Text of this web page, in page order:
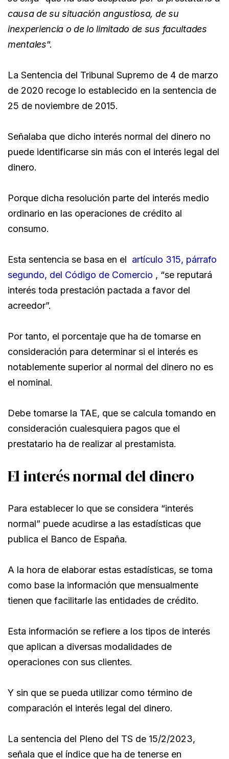
causa de su situación angustiosa, de su
inexperiencia o de lo limitado de sus facultades
mentales“.
La Sentencia del Tribunal Supremo de 4 de marzo
de 2020 recoge lo establecido en la sentencia de
25 de noviembre de 2015.
Señalaba que dicho interés normal del dinero no
puede identificarse sin más con el interés legal del
dinero.
Porque dicha resolución parte del interés medio
ordinario en las operaciones de crédito al
consumo.
Esta sentencia se basa en el artículo 315, párrafo
segundo, del Código de Comercio , “se reputará
interés toda prestación pactada a favor del
acreedor”.
Por tanto, el porcentaje que ha de tomarse en
consideración para determinar si el interés es
notablemente superior al normal del dinero no es
el nominal.
Debe tomarse la TAE, que se calcula tomando en
consideración cualesquiera pagos que el
prestatario ha de realizar al prestamista.
El interés normal del dinero
Para establecer lo que se considera “interés
normal” puede acudirse a las estadísticas que
publica el Banco de España.
A la hora de elaborar estas estadísticas, se toma
como base la información que mensualmente
tienen que facilitarle las entidades de crédito.
Esta información se refiere a los tipos de interés
que aplican a diversas modalidades de
operaciones con sus clientes.
Y sin que se pueda utilizar como término de
comparación el interés legal del dinero.
La sentencia del Pleno del TS de 15/2/2023,
señala que el índice que ha de tenerse en